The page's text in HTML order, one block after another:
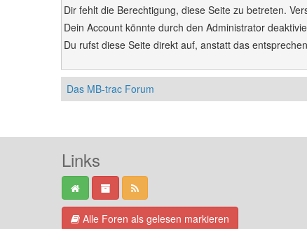
Dir fehlt die Berechtigung, diese Seite zu betreten.
Dein Account könnte durch den Administrator
Du rufst diese Seite direkt auf, anstatt das
Das MB-trac Forum
Links
Alle Foren als gelesen markieren